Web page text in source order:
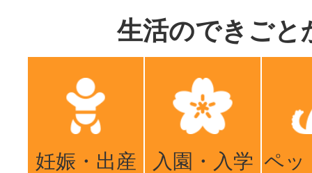
生活のできごと
妊娠・出産 入園・入学 ペッ